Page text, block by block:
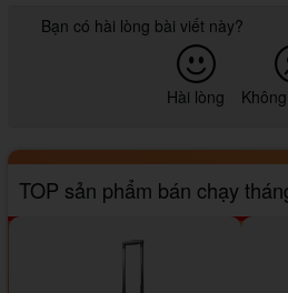
Bạn có hài lòng bài viết này?
Hài lòng
TOP sản phẩm bán chạy